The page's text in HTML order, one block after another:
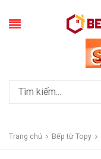
Trang chủ Bếp từ Topy